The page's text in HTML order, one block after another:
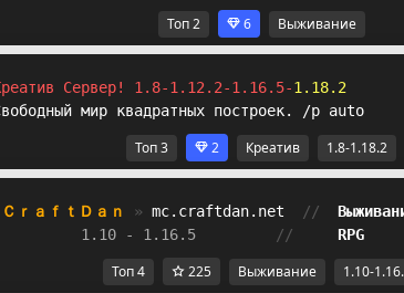
Топ 2 6 Выживание
Сервер! 1.8-1.12.2-1.16.5-1.18.2
мир квадратных построек. /p auto
Топ 3 2 Креатив 1.8-1.18.2
ＣｒａｆｔＤａｎ » mc.craftdan.net //
1.10 - 1.16.5
// RPG
Топ 4 225 Выживание 1.10-